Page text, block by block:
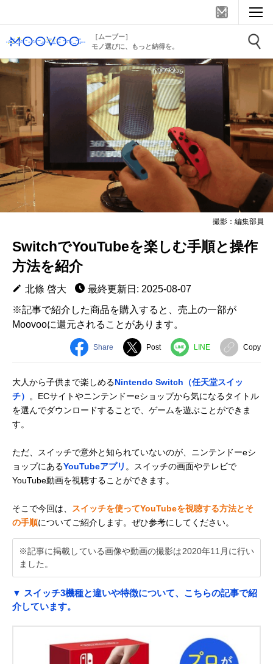
［ムーブー］
モノ選びに、もっと納得を。
撮影：編集部員
SwitchでYouTubeを楽しむ手順と操作
方法を紹介
北條 啓大
最終更新日: 2025-08-07
※記事で紹介した商品を購入すると、売上の一部が
Moovooに還元されることがあります。
Share Post LINE Copy
大人から子供まで楽しめるNintendo Switch（任天堂スイッ
チ）
。ECサイトやニンテンドーeショップから気になるタイトル
を選んでダウンロードすることで、ゲームを遊ぶことができま
す。
ただ、スイッチで意外と知られていないのが、ニンテンドーeシ
ョップにあるYouTubeアプリ 。スイッチの画面やテレビで
YouTube動画を視聴することができます。
そこで今回は、
スイッチを使ってYouTubeを視聴する方法とそ
の手順についてご紹介します。ぜひ参考にしてください。
※記事に掲載している画像や動画の撮影は2020年11月に行い
ました。
▼ スイッチ3機種と違いや特徴について、こちらの記事で紹
介しています。